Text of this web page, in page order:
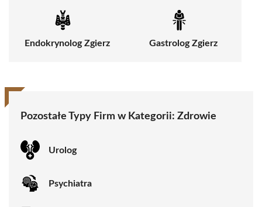
Endokrynolog Zgierz Gastrolog Zgierz
Pozostałe Typy Firm w Kategorii: Zdrowie
Urolog
Psychiatra